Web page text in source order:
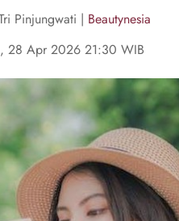
Pinjungwati | Beautynesia
28 Apr 2026 21:30 WIB